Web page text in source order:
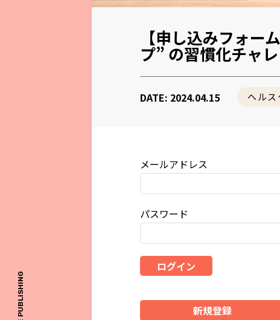
【申し込みフォー
プ” の習慣化チャ
DATE: 2024.04.15 ヘルス
メールアドレス
パスワード
ログイン
新規登録